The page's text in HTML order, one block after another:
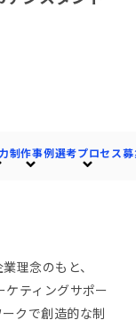
制作事例選考プロセス
理念のもと、
ティングサポー
クで創造的な制